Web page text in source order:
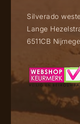
Silverado
Lange
6511CB